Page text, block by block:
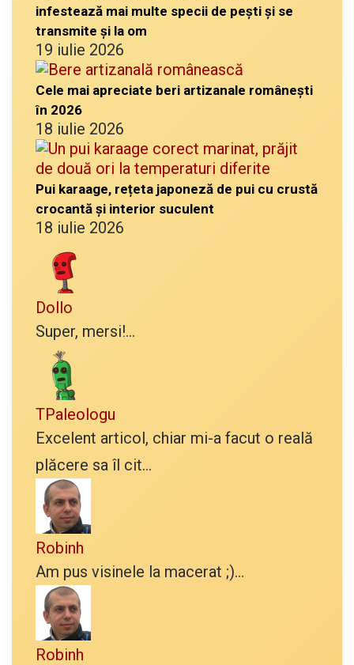
infestează mai multe specii de pești și se
transmite și la om
19 iulie 2026
Cele mai apreciate beri artizanale românești
în 2026
18 iulie 2026
Pui karaage, rețeta japoneză de pui cu crustă
crocantă și interior suculent
18 iulie 2026
Dollo
Super, mersi!...
TPaleologu
Excelent articol, chiar mi-a facut o reală
plăcere sa îl cit...
Robinh
Am pus visinele la macerat ;)...
Robinh